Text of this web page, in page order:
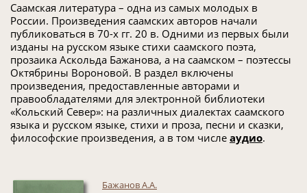
Саамская литература – одна из самых молодых в
России. Произведения саамских авторов начали
публиковаться в 70-х гг. 20 в. Одними из первых были
изданы на русском языке стихи саамского поэта,
прозаика Аскольда Бажанова, а на саамском – поэтессы
Октябрины Вороновой. В раздел включены
произведения, предоставленные авторами и
правообладателями для электронной библиотеки
«Кольский Север»: на различных диалектах саамского
языка и русском языке, стихи и проза, песни и сказки,
философские произведения, а в том числе аудио.
Бажанов А.А.